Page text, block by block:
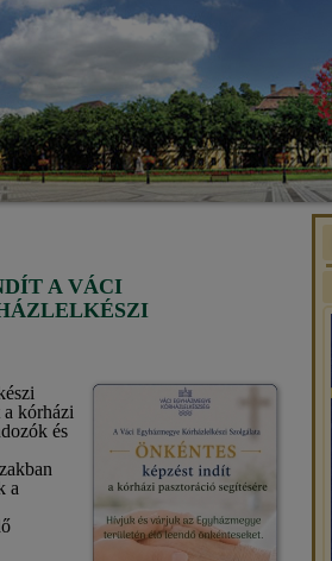
A VÁCI
a kórházi
és
a